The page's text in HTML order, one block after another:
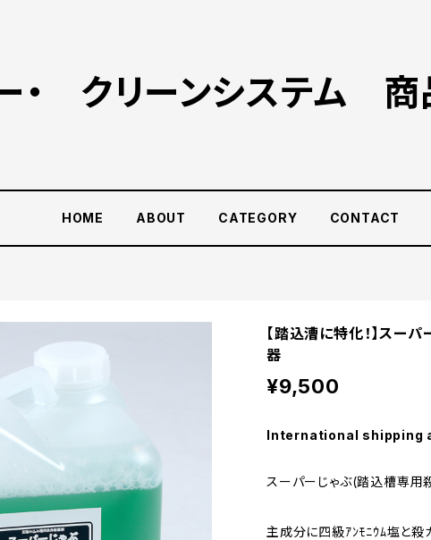
・ クリーンシステム 商
HOME ABOUT CATEGORY CONTACT
【踏込漕に特化！】ス
器
¥9,500
International shipping
スーパーじゃぶ(踏込槽専
主成分に四級ｱﾝﾓﾆｳﾑ塩と